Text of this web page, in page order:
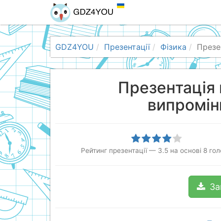
GDZ4YOU Презентації Фізика
Рейтинг презентації — 3.5на основі 8